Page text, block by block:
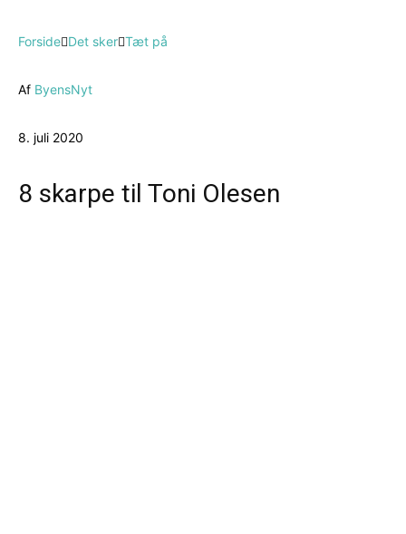
Forside Det sker Tæt på
Af ByensNyt
8. juli 2020
8 skarpe til Toni Olesen